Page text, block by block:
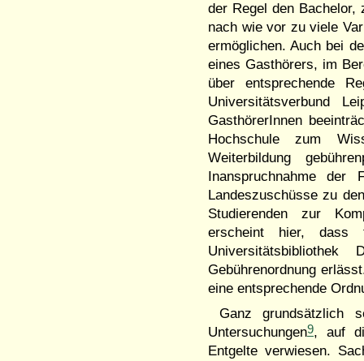
der Regel den
nach wie vor zu viele
ermöglichen. Auch bei
eines Gasthörers, im
über entsprechende
Universitätsverbund
GasthörerInnen
Hochschule zum
Weiterbildung
Inanspruchnahme der
Landeszuschüsse zu
Studierenden zur
erscheint hier, dass
Gebührenordnung
eine entsprechende
Ganz grundsätzlich
Untersuchungen9, auf
Entgelte verwiesen.